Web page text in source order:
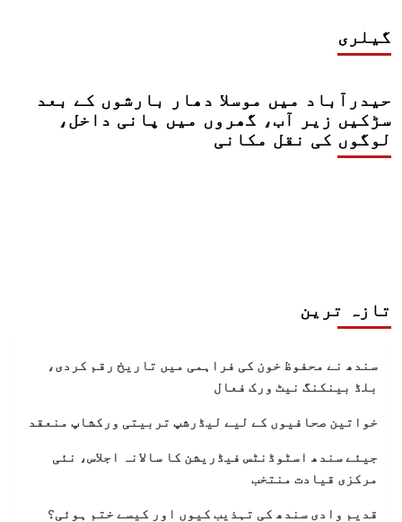
گیلری
حیدرآباد میں موسلا دھار بارشوں کے بعد
سڑکیں زیر آب، گھروں میں پانی داخل،
لوگوں کی نقل مکانی
تازہ ترین
سندھ نے محفوظ خون کی فراہمی میں تاریخ رقم کردی،
بلڈ بینکنگ نیٹ ورک فعال
خواتین صحافیوں کے لیے لیڈرشپ تربیتی ورکشاپ منعقد
جیئے سندھ اسٹوڈنٹس فیڈریشن کا سالانہ اجلاس، نئی
مرکزی قیادت منتخب
قدیم وادی سندھ کی تہذیب کیوں اور کیسے ختم ہوئی؟